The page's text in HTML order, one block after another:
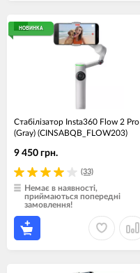
НОВИНКА
Стабілізатор Insta360 Flow 2 Pro
(Gray) (CINSABQB_FLOW203)
(33)
9 450 грн.
Немає в наявності,
приймаються попередні
замовлення!